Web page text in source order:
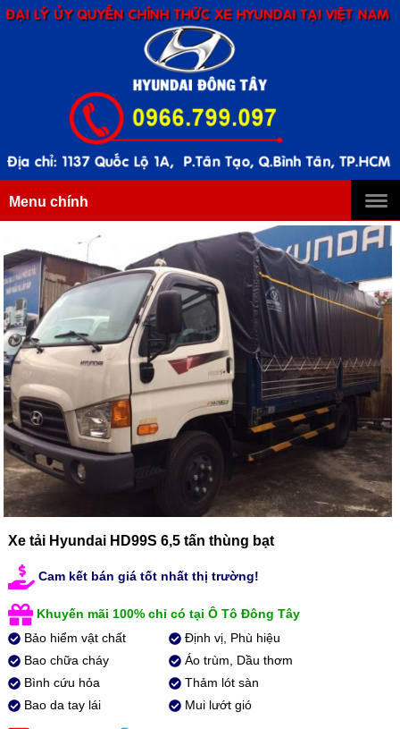
Menu chính
Xe tải Hyundai HD99S 6,5 tấn thùng bạt
Cam kết bán giá tốt nhất thị trường!
Khuyến mãi 100% chỉ có tại Ô Tô Đông Tây
Bảo hiểm vật chất
Bao chữa cháy
Bình cứu hỏa
Bao da tay lái
Định vị, Phù hiệu
Áo trùm, Dầu thơm
Thảm lót sàn
Mui lướt gió